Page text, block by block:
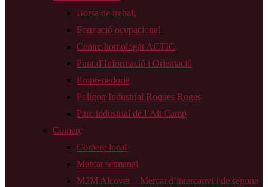
Borsa de treball
Formació ocupacional
Centre homologat ACTIC
Punt d’Informació i Orientació
Emprenedoria
Polígon Industrial Roques Roges
Parc industrial de l’Alt Camp
Comerç
Comerç local
Mercat setmanal
M2M Alcover – Mercat d’intercanvi i de segona